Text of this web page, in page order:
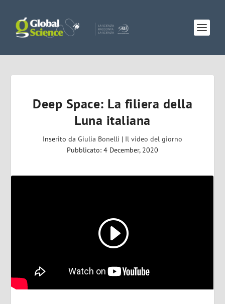
Deep Space: La filiera della
Luna italiana
Inserito da Giulia Bonelli | Il video del giorno
Pubblicato: 4 December, 2020